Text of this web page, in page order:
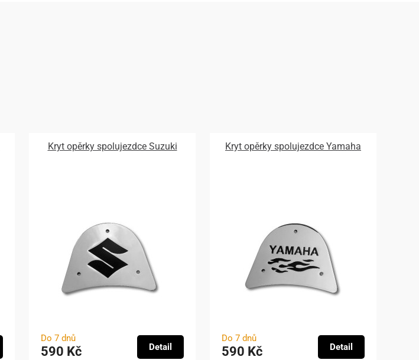
Kryt opěrky spolujezdce Suzuki
Do 7 dnů
590 Kč Detail
Kryt opěrky spolujezdce Yamaha
Do 7 dnů
590 Kč Detail